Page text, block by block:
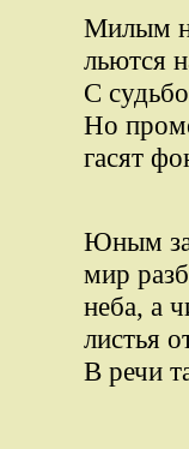
Милым
льются
С
Но
гасят
Юным
мир
неба, а
листья
В речи